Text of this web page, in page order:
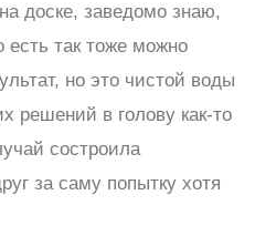
доске, заведомо знаю,
есть так тоже можно
но это чистой воды
решений в голову как-то
состроила
за саму попытку хотя